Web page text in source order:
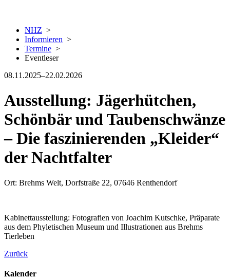
NHZ >
Informieren >
Termine >
Eventleser
08.11.2025–22.02.2026
Ausstellung: Jägerhütchen,
Schönbär und Taubenschwänze
– Die faszinierenden „Kleider“
der Nachtfalter
Ort: Brehms Welt, Dorfstraße 22, 07646 Renthendorf
Kabinettausstellung: Fotografien von Joachim Kutschke, Präparate
aus dem Phyletischen Museum und Illustrationen aus Brehms
Tierleben
Zurück
Kalender